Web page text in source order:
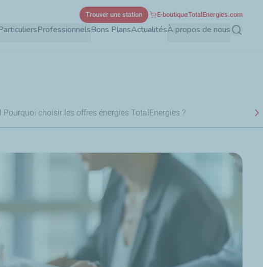
ProfessionnelsBons PlansActualitésÀ propos de nous
Trouver une station E-boutiqueTotalEnergies.com
Pourquoi choisir les offres énergies TotalEnergies ?